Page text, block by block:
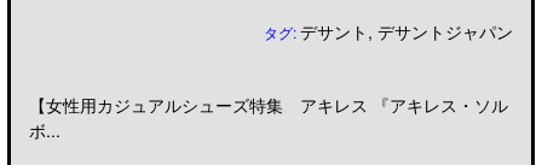
タグ:デサント ,デサントジャパン
【女性用カジュアルシューズ特集 アキレス 『アキレス・ソル
ボ...